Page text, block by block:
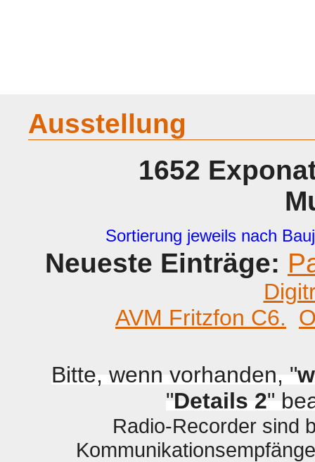
Ausstellung
1652
Sortierung jeweils nach
Neueste Einträge:
AVM Fritzfon C6.
Bitte, wenn vorhanden, "
"Details 2"
Radio-Recorder sind